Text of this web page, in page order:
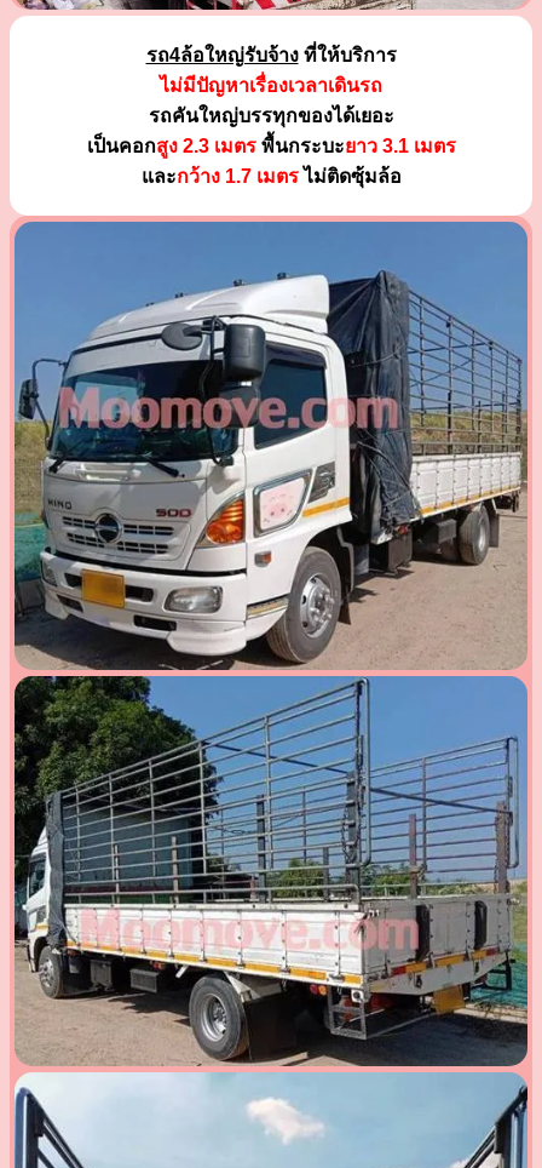
รถ4ล้อใหญ่รับจ้างที่ให้บริการ
ไม่มีปัญหาเรื่องเวลาเดินรถ
รถคันใหญ่บรรทุกของได้เยอะ
เป็นคอกสูง 2.3 เมตรพื้นกระบะยาว 3.1 เมตร
และกว้าง 1.7 เมตรไม่ติดซุ้มล้อ